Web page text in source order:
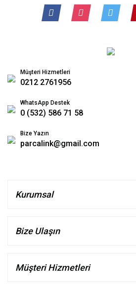
Müşteri Hizmetleri
0212 2761956
WhatsApp Destek
0 (532) 586 71 58
Bize Yazın
parcalink@gmail.com
Kurumsal
Bize Ulaşın
Müşteri Hizmetleri